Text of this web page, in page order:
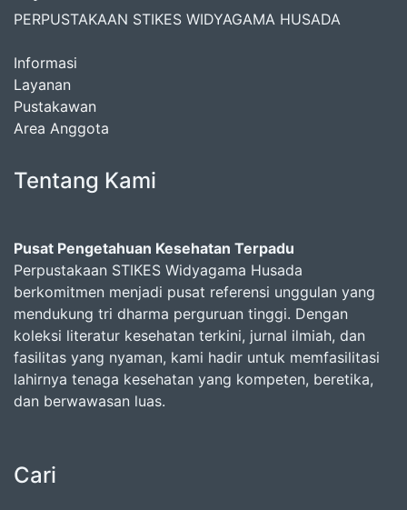
PERPUSTAKAAN STIKES WIDYAGAMA HUSADA
Informasi
Layanan
Pustakawan
Area Anggota
Tentang Kami
Pusat Pengetahuan Kesehatan Terpadu
Perpustakaan STIKES Widyagama Husada
berkomitmen menjadi pusat referensi unggulan yang
mendukung tri dharma perguruan tinggi. Dengan
koleksi literatur kesehatan terkini, jurnal ilmiah, dan
fasilitas yang nyaman, kami hadir untuk memfasilitasi
lahirnya tenaga kesehatan yang kompeten, beretika,
dan berwawasan luas.
Cari